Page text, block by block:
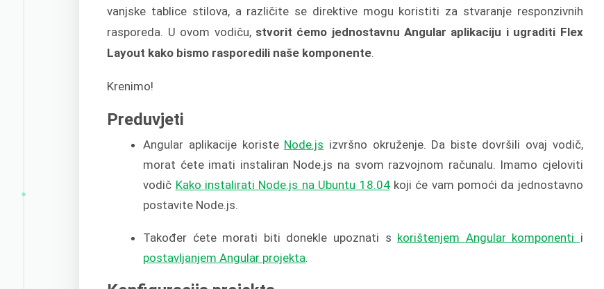
vanjske tablice stilova, a različite se direktive mogu koristiti za stvaranje responzivnih
rasporeda. U ovom vodiču, stvorit ćemo jednostavnu Angular aplikaciju i ugraditi Flex
Layout kako bismo rasporedili naše komponente
Krenimo!
Preduvjeti
Angular aplikacije koriste Node.js izvršno okruženje. Da biste dovršili ovaj vodič,
morat ćete imati instaliran Node.js na svom razvojnom računalu. Imamo cjeloviti
vodič Kako instalirati Node.js na Ubuntu 18.04koji će vam pomoći da jednostavno
postavite Node.js.
Također ćete morati biti donekle upoznati s korištenjem Angular komponenti i
postavljanjem Angular projekta.